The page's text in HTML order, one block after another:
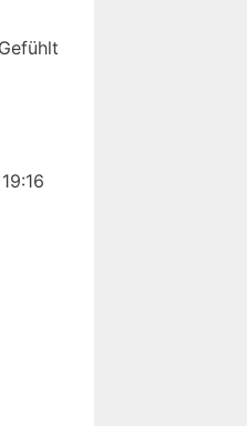
Gefühlt
19:16